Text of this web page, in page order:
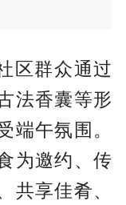
区群众通过
法香囊等形
端午氛围。
为邀约、传
共享佳肴、